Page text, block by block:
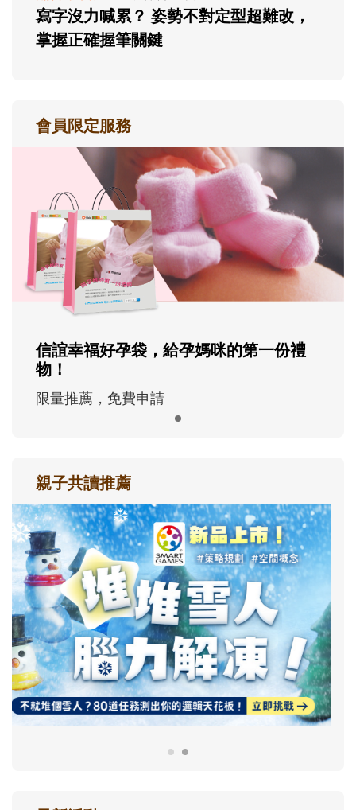
寫字沒力喊累？ 姿勢不對定型超難改，
掌握正確握筆關鍵
會員限定服務
信誼幸福好孕袋，給孕媽咪的第一份禮
物！
限量推薦，免費申請
親子共讀推薦
最新活動